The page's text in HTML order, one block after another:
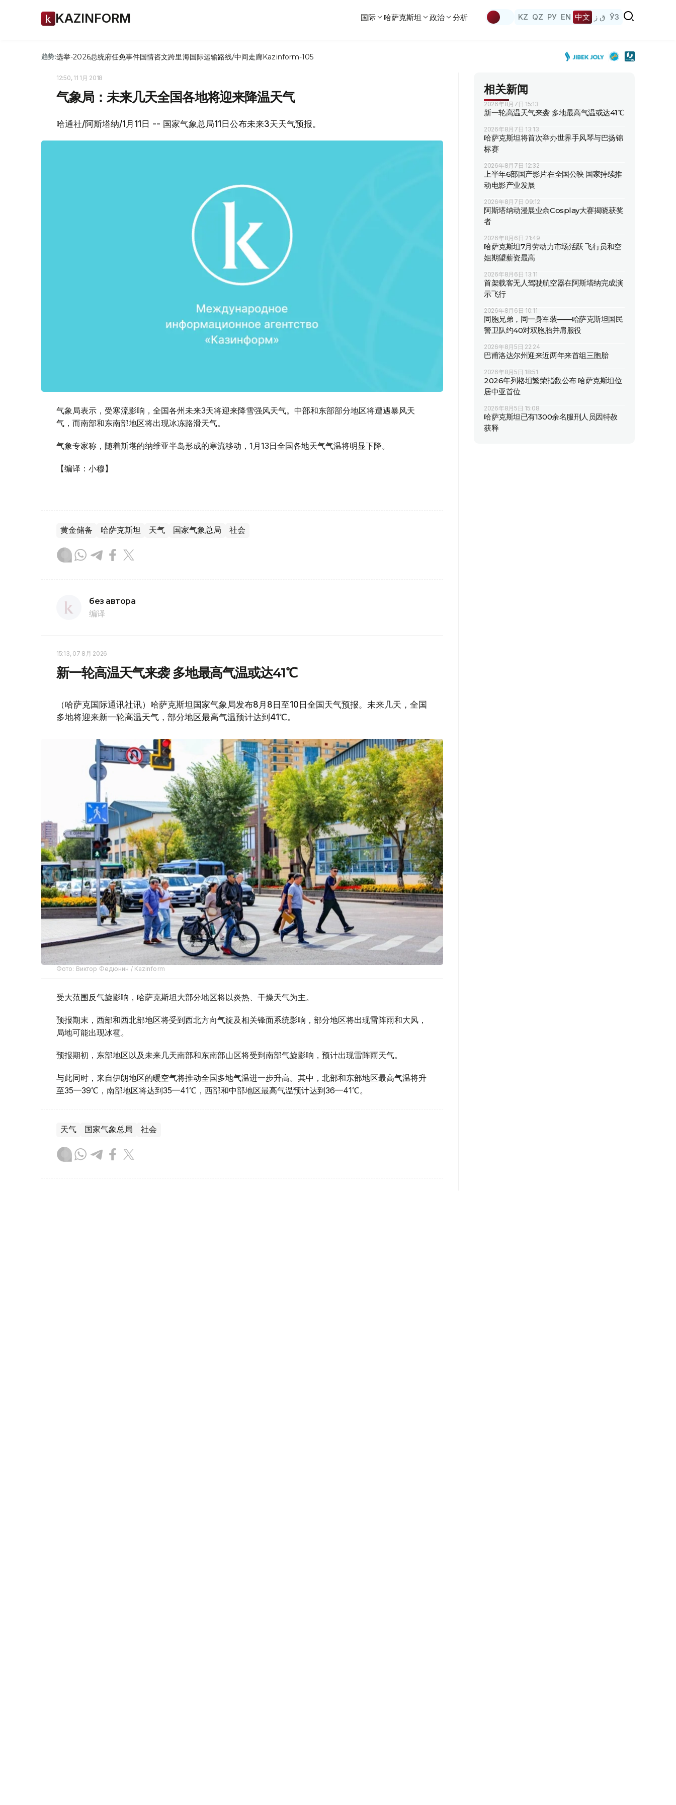
KAZINFORM 国际 哈萨克斯坦 政治 分析 KZ QZ РУ EN 中文 ق ز ЎЗ
趋势:选举-2026总统府任免事件国情咨文跨里海国际运输路线/中间走廊Kazinform-105
12:50, 11 1月 2018
气象局：未来几天全国各地将迎来降温天气
哈通社/阿斯塔纳/1月11日 -- 国家气象总局11日公布未来3天天气预报。
气象局表示，受寒流影响，全国各州未来3天将迎来降雪强风天气。中部和东部部分地区将遭遇暴风天
气，而南部和东南部地区将出现冰冻路滑天气。
气象专家称，随着斯堪的纳维亚半岛形成的寒流移动，1月13日全国各地天气气温将明显下降。
【编译：小穆】
黄金储备 哈萨克斯坦 天气 国家气象总局 社会
без автора
编译
15:13, 07 8月 2026
新一轮高温天气来袭 多地最高气温或达41℃
（哈萨克国际通讯社讯）哈萨克斯坦国家气象局发布8月8日至10日全国天气预报。未来几天，全国
多地将迎来新一轮高温天气，部分地区最高气温预计达到41℃。
Фото: Виктор Федюнин / Kazinform
受大范围反气旋影响，哈萨克斯坦大部分地区将以炎热、干燥天气为主。
预报期末，西部和西北部地区将受到西北方向气旋及相关锋面系统影响，部分地区将出现雷阵雨和大风，
局地可能出现冰雹。
预报期初，东部地区以及未来几天南部和东南部山区将受到南部气旋影响，预计出现雷阵雨天气。
与此同时，来自伊朗地区的暖空气将推动全国多地气温进一步升高。其中，北部和东部地区最高气温将升
至35—39℃，南部地区将达到35—41℃，西部和中部地区最高气温预计达到36—41℃。
天气 国家气象总局 社会
相关新闻
2026年8月7日 15:13
新一轮高温天气来袭 多地最高气温或达41℃
2026年8月7日 13:13
哈萨克斯坦将首次举办世界手风琴与巴扬锦
标赛
2026年8月7日 12:32
上半年6部国产影片在全国公映 国家持续推
动电影产业发展
2026年8月7日 09:12
阿斯塔纳动漫展业余Cosplay大赛揭晓获奖
者
2026年8月6日 21:49
哈萨克斯坦7月劳动力市场活跃 飞行员和空
姐期望薪资最高
2026年8月6日 13:11
首架载客无人驾驶航空器在阿斯塔纳完成演
示飞行
2026年8月6日 10:11
同胞兄弟，同一身军装——哈萨克斯坦国民
警卫队约40对双胞胎并肩服役
2026年8月5日 22:24
巴甫洛达尔州迎来近两年来首组三胞胎
2026年8月5日 18:51
2026年列格坦繁荣指数公布 哈萨克斯坦位
居中亚首位
2026年8月5日 15:08
哈萨克斯坦已有1300余名服刑人员因特赦
获释